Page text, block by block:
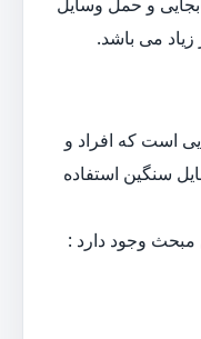
می باشد.
است که افراد و
سنگین استفاده
مبحث وجود دارد :